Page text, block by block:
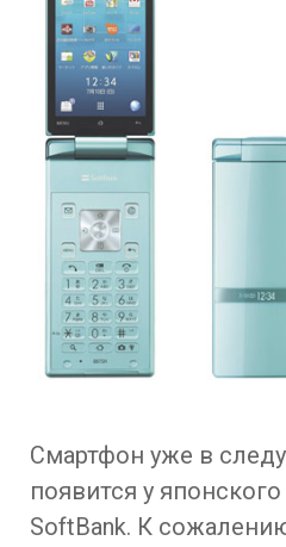
Смартфон уже в
появится у
SoftBank. К